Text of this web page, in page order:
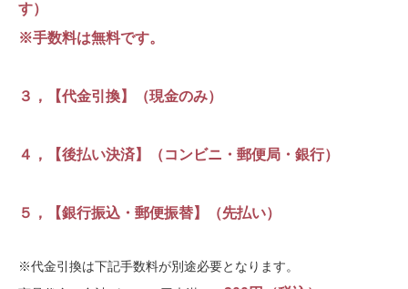
す）
※手数料は無料です。
３，【代金引換】（現金のみ）
４，【後払い決済】（コンビニ・郵便局・銀行）
５，【銀行振込・郵便振替】（先払い）
※代金引換は下記手数料が別途必要となります。